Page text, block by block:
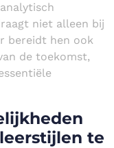
niet alleen bij
bereidt hen ook
de toekomst,
te